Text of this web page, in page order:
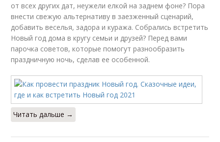
от всех других дат, неужели елкой на заднем фоне? Пора
внести свежую альтернативу в заезженный сценарий,
добавить веселья, задора и куража. Собрались встретить
Новый год дома в кругу семьи и друзей? Перед вами
парочка советов, которые помогут разнообразить
праздничную ночь, сделав ее особенной.
Читать дальше →